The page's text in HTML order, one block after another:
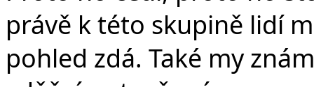
právě k této skupině lidí
pohled zdá. Také my